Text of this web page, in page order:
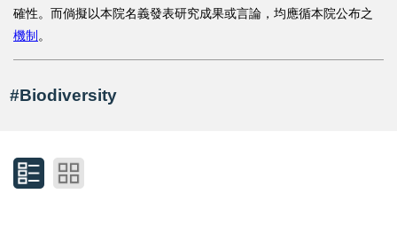
確性。而倘擬以本院名義發表研究成果或言論，均應循本院公布之
機制 。
#Biodiversity